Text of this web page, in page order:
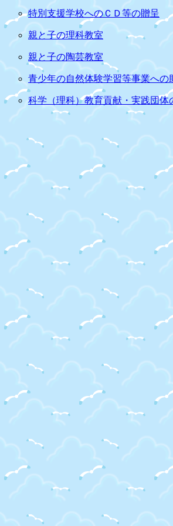
特別支援学校へのＣＤ等の贈呈
親と子の理科教室
親と子の陶芸教室
青少年の自然体験学習等事業への
科学（理科）教育貢献・実践団体